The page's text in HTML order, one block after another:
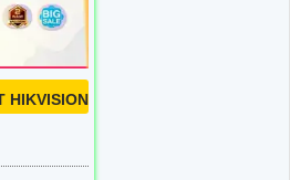
HIKVISION